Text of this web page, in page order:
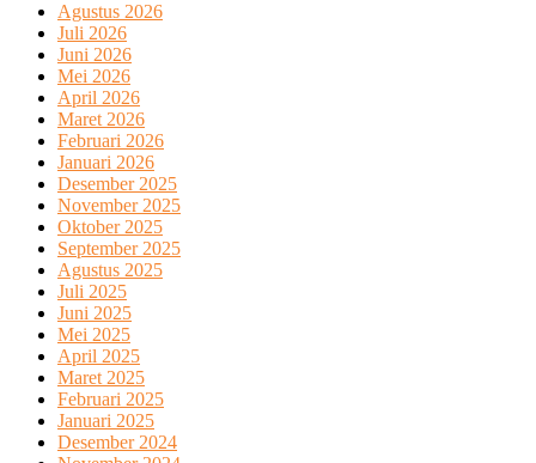
Agustus 2026
Juli 2026
Juni 2026
Mei 2026
April 2026
Maret 2026
Februari 2026
Januari 2026
Desember 2025
November 2025
Oktober 2025
September 2025
Agustus 2025
Juli 2025
Juni 2025
Mei 2025
April 2025
Maret 2025
Februari 2025
Januari 2025
Desember 2024